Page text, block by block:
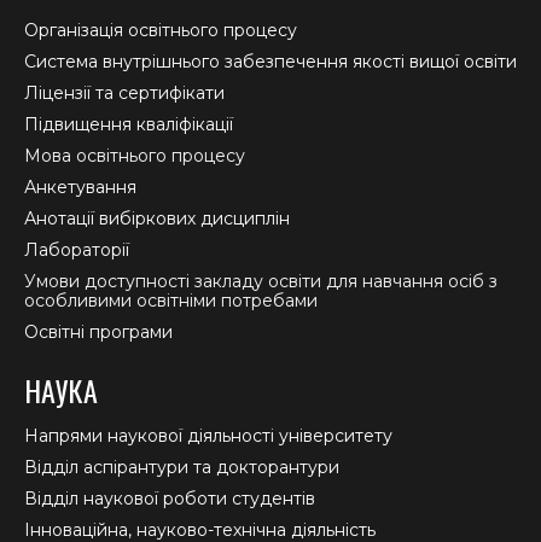
in
new
window
in
new
window
in
new
window
Організація освітнього процесу
Система внутрішнього забезпечення якості вищої освіти
Ліцензії та сертифікати
Підвищення кваліфікації
Мова освітнього процесу
Анкетування
Анотації вибіркових дисциплін
Лабораторії
Умови доступності закладу освіти для навчання осіб з
особливими освітніми потребами
Освітні програми
НАУКА
Напрями наукової діяльності університету
Відділ аспірантури та докторантури
Відділ наукової роботи студентів
Інноваційна, науково-технічна діяльність